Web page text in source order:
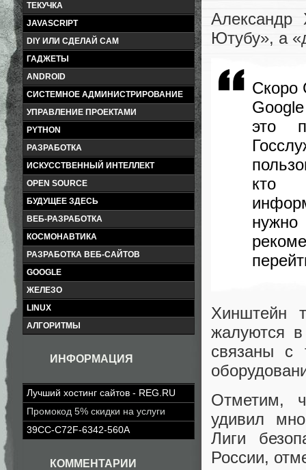
ТЕКУЧКА
JAVASCRIPT
DIY ИЛИ СДЕЛАЙ САМ
ГАДЖЕТЫ
ANDROID
СИСТЕМНОЕ АДМИНИСТРИРОВАНИЕ
УПРАВЛЕНИЕ ПРОЕКТАМИ
PYTHON
РАЗРАБОТКА
ИСКУССТВЕННЫЙ ИНТЕЛЛЕКТ
OPEN SOURCE
БУДУЩЕЕ ЗДЕСЬ
ВЕБ-РАЗРАБОТКА
КОСМОНАВТИКА
РАЗРАБОТКА ВЕБ-САЙТОВ
GOOGLE
ЖЕЛЕЗО
LINUX
АЛГОРИТМЫ
ИНФОРМАЦИЯ
Лучший хостинг сайтов - REG.RU
Промокод 5% скидки на услуги
39CC-C72F-6342-560A
КОММЕНТАРИИ
Александр
Ютубу», а
Скоро
это
кто
Хинштейн
жалуются в
связаны с
Отметим,
удивил
Лиги
России,